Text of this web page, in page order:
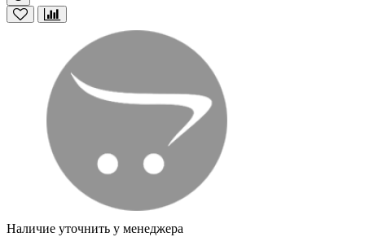
Наличие уточнить у менеджера